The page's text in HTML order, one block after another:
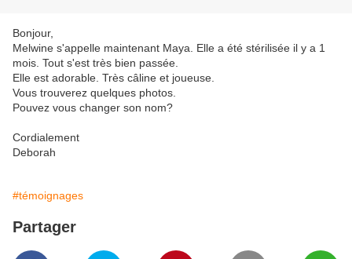
Bonjour,
Melwine s'appelle maintenant Maya. Elle a été stérilisée il y a 1
mois. Tout s'est très bien passée.
Elle est adorable. Très câline et joueuse.
Vous trouverez quelques photos.
Pouvez vous changer son nom?
Cordialement
Deborah
#témoignages
Partager